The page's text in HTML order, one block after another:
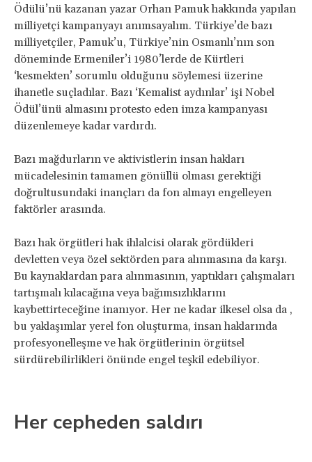
Ödülü’nü kazanan yazar Orhan Pamuk hakkında yapılan
milliyetçi kampanyayı anımsayalım. Türkiye’de bazı
milliyetçiler, Pamuk’u, Türkiye’nin Osmanlı’nın son
döneminde Ermeniler’i 1980’lerde de Kürtleri
‘kesmekten’ sorumlu olduğunu söylemesi üzerine
ihanetle suçladılar. Bazı ‘Kemalist aydınlar’ işi Nobel
Ödül’ünü almasını protesto eden imza kampanyası
düzenlemeye kadar vardırdı.
Bazı mağdurların ve aktivistlerin insan hakları
mücadelesinin tamamen gönüllü olması gerektiği
doğrultusundaki inançları da fon almayı engelleyen
faktörler arasında.
Bazı hak örgütleri hak ihlalcisi olarak gördükleri
devletten veya özel sektörden para alınmasına da karşı.
Bu kaynaklardan para alınmasının, yaptıkları çalışmaları
tartışmalı kılacağına veya bağımsızlıklarını
kaybettirteceğine inanıyor. Her ne kadar ilkesel olsa da ,
bu yaklaşımlar yerel fon oluşturma, insan haklarında
profesyonelleşme ve hak örgütlerinin örgütsel
sürdürebilirlikleri önünde engel teşkil edebiliyor.
Her cepheden saldırı